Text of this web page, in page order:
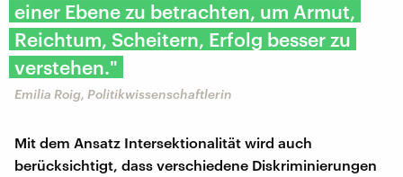
einer Ebene zu betrachten, um Armut,
Reichtum, Scheitern, Erfolg besser zu
verstehen."
Emilia Roig, Politikwissenschaftlerin
Mit dem Ansatz Intersektionalität wird auch
berücksichtigt, dass verschiedene Diskriminierungen